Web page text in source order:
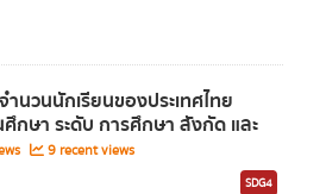
นวนนักเรียนของประเทศไทย
กษา ระดับ การศึกษา สังกัด และ
9 recent views
SDG4